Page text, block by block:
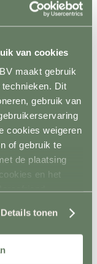
van cookies
maakt gebruik
Dit
gebruik van
cookies weigeren
of gebruik te
de plaatsing
en het
Details tonen